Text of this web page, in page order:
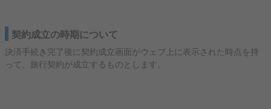
契約成立の時期について
決済手続き完了後に契約成立画面がウェブ上に表示された時点を持
って、旅行契約が成立するものとします。